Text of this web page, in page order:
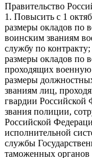
Правительство
1. Повысить с 1
размеры окладов по
воинским званиям
службу по контракту;
размеры окладов по
проходящих
размеры
званиям лиц,
гвардии
звания полиции,
Российской
исполнительной
службы
таможенных